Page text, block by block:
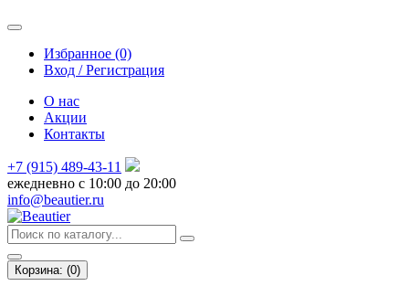
Избранное (0)
Вход / Регистрация
О нас
Акции
Контакты
+7 (915) 489-43-11
ежедневно с 10:00 до 20:00
info@beautier.ru
Корзина: (0)